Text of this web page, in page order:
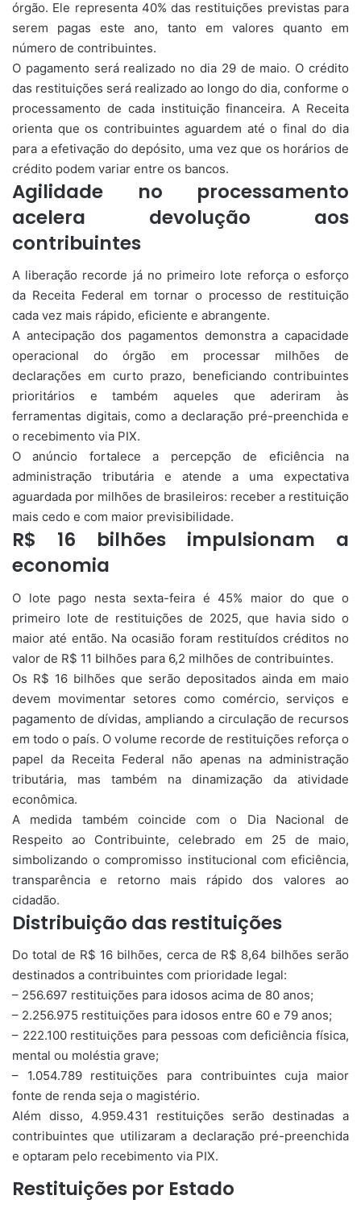
órgão. Ele representa 40% das restituições previstas para
serem pagas este ano, tanto em valores quanto em
número de contribuintes.
O pagamento será realizado no dia 29 de maio. O crédito
das restituições será realizado ao longo do dia, conforme o
processamento de cada instituição financeira. A Receita
orienta que os contribuintes aguardem até o final do dia
para a efetivação do depósito, uma vez que os horários de
crédito podem variar entre os bancos.
Agilidade no processamento
acelera devolução aos
contribuintes
A liberação recorde já no primeiro lote reforça o esforço
da Receita Federal em tornar o processo de restituição
cada vez mais rápido, eficiente e abrangente.
A antecipação dos pagamentos demonstra a capacidade
operacional do órgão em processar milhões de
declarações em curto prazo, beneficiando contribuintes
prioritários e também aqueles que aderiram às
ferramentas digitais, como a declaração pré-preenchida e
o recebimento via PIX.
O anúncio fortalece a percepção de eficiência na
administração tributária e atende a uma expectativa
aguardada por milhões de brasileiros: receber a restituição
mais cedo e com maior previsibilidade.
R$ 16 bilhões impulsionam a
economia
O lote pago nesta sexta-feira é 45% maior do que o
primeiro lote de restituições de 2025, que havia sido o
maior até então. Na ocasião foram restituídos créditos no
valor de R$ 11 bilhões para 6,2 milhões de contribuintes.
Os R$ 16 bilhões que serão depositados ainda em maio
devem movimentar setores como comércio, serviços e
pagamento de dívidas, ampliando a circulação de recursos
em todo o país. O volume recorde de restituições reforça o
papel da Receita Federal não apenas na administração
tributária, mas também na dinamização da atividade
econômica.
A medida também coincide com o Dia Nacional de
Respeito ao Contribuinte, celebrado em 25 de maio,
simbolizando o compromisso institucional com eficiência,
transparência e retorno mais rápido dos valores ao
cidadão.
Distribuição das restituições
Do total de R$ 16 bilhões, cerca de R$ 8,64 bilhões serão
destinados a contribuintes com prioridade legal:
– 256.697 restituições para idosos acima de 80 anos;
– 2.256.975 restituições para idosos entre 60 e 79 anos;
– 222.100 restituições para pessoas com deficiência física,
mental ou moléstia grave;
– 1.054.789 restituições para contribuintes cuja maior
fonte de renda seja o magistério.
Além disso, 4.959.431 restituições serão destinadas a
contribuintes que utilizaram a declaração pré-preenchida
e optaram pelo recebimento via PIX.
Restituições por Estado